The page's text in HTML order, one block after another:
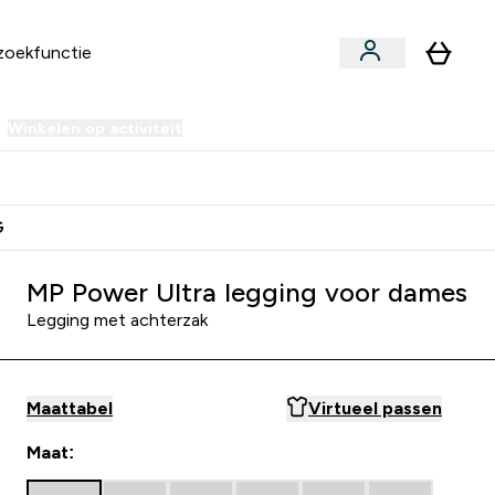
MP Power Ultra legging voor dames
Legging met achterzak
Maattabel Virtueel passen
Maat: